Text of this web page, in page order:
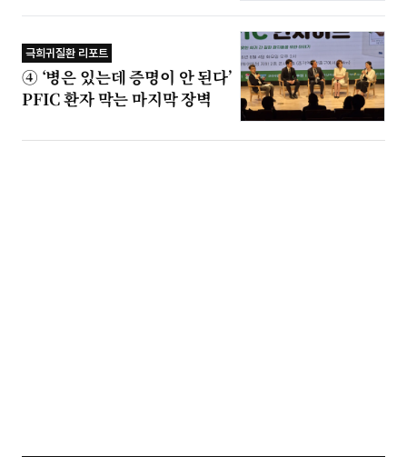
극희귀질환 리포트
④ ‘병은 있는데 증명이 안 된다’
PFIC 환자 막는 마지막 장벽